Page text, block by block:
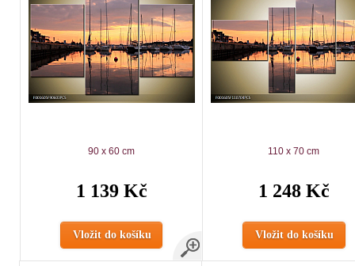
90 x 60 cm
1 139 Kč
Vložit do košíku
110 x 70 cm
1 248 Kč
Vložit do košíku